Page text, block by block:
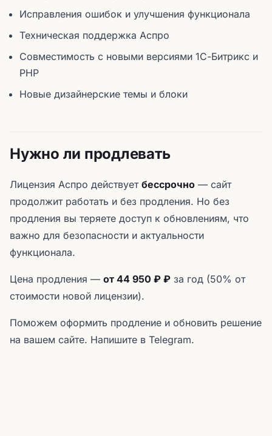
Исправления ошибок и улучшения функционала
Техническая поддержка Аспро
Совместимость с новыми версиями 1С-Битрикс и
PHP
Новые дизайнерские темы и блоки
Нужно ли продлевать
Лицензия Аспро действует бессрочно — сайт
продолжит работать и без продления. Но без
продления вы теряете доступ к обновлениям, что
важно для безопасности и актуальности
функционала.
Цена продления — от 44 950 ₽ ₽ за год (50% от
стоимости новой лицензии).
Поможем оформить продление и обновить решение
на вашем сайте. Напишите в Telegram.